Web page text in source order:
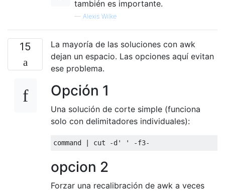
también es importante.
— Alexis Wilke
15
La mayoría de las soluciones con awk
dejan un espacio. Las opciones aquí evitan
ese problema.
Opción 1
Una solución de corte simple (funciona
solo con delimitadores individuales):
command | cut -d' ' -f3-
opcion 2
Forzar una recalibración de awk a veces